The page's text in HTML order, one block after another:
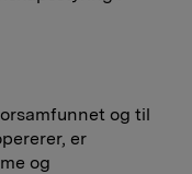
og til
er
og